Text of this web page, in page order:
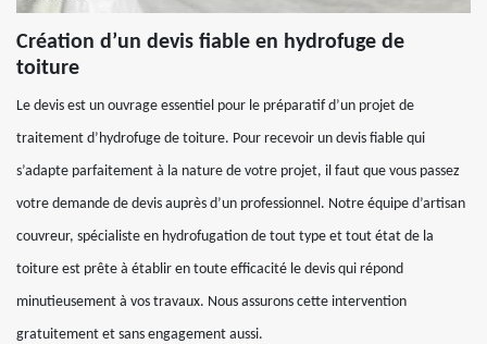
Création d’un devis fiable en hydrofuge de
toiture
Le devis est un ouvrage essentiel pour le préparatif d’un projet de
traitement d’hydrofuge de toiture. Pour recevoir un devis fiable qui
s’adapte parfaitement à la nature de votre projet, il faut que vous passez
votre demande de devis auprès d’un professionnel. Notre équipe d’artisan
couvreur, spécialiste en hydrofugation de tout type et tout état de la
toiture est prête à établir en toute efficacité le devis qui répond
minutieusement à vos travaux. Nous assurons cette intervention
gratuitement et sans engagement aussi.